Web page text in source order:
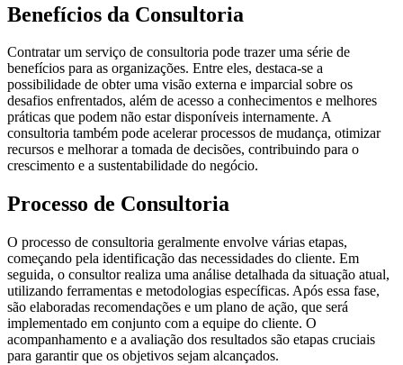
Benefícios da Consultoria
Contratar um serviço de consultoria pode trazer uma série de
benefícios para as organizações. Entre eles, destaca-se a
possibilidade de obter uma visão externa e imparcial sobre os
desafios enfrentados, além de acesso a conhecimentos e melhores
práticas que podem não estar disponíveis internamente. A
consultoria também pode acelerar processos de mudança, otimizar
recursos e melhorar a tomada de decisões, contribuindo para o
crescimento e a sustentabilidade do negócio.
Processo de Consultoria
O processo de consultoria geralmente envolve várias etapas,
começando pela identificação das necessidades do cliente. Em
seguida, o consultor realiza uma análise detalhada da situação atual,
utilizando ferramentas e metodologias específicas. Após essa fase,
são elaboradas recomendações e um plano de ação, que será
implementado em conjunto com a equipe do cliente. O
acompanhamento e a avaliação dos resultados são etapas cruciais
para garantir que os objetivos sejam alcançados.